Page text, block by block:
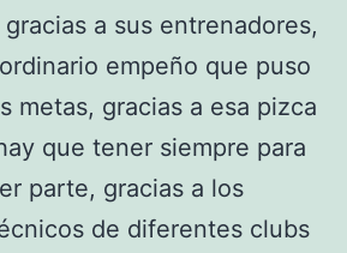
a sus entrenadores,
empeño que puso
metas, gracias a esa pizca
que tener siempre para
parte, gracias a los
de diferentes clubs